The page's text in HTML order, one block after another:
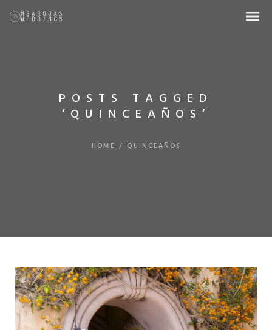
POSTS TAGGED
‘QUINCEAÑOS’
HOME / QUINCEAÑOS